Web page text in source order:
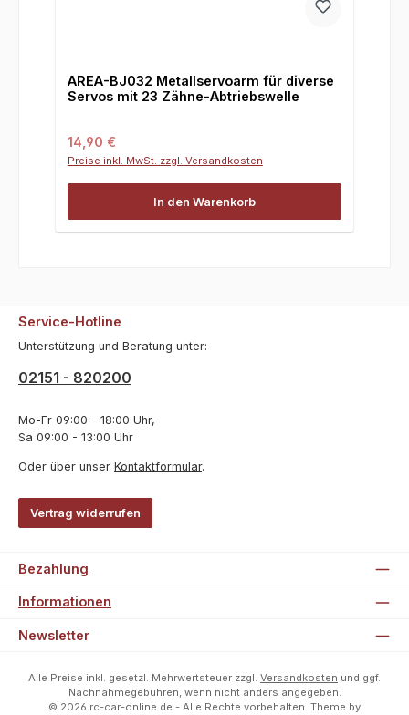
AREA-BJ032 Metallservoarm für diverse
Servos mit 23 Zähne-Abtriebswelle
Regulärer Preis:
14,90 €
Preise inkl. MwSt. zzgl. Versandkosten
In den Warenkorb
Service-Hotline
Unterstützung und Beratung unter:
02151 - 820200
Mo-Fr 09:00 - 18:00 Uhr,
Sa 09:00 - 13:00 Uhr
Oder über unser Kontaktformular.
Vertrag widerrufen
Bezahlung
Informationen
Newsletter
Alle Preise inkl. gesetzl. Mehrwertsteuer zzgl. Versandkosten und ggf.
Nachnahmegebühren, wenn nicht anders angegeben.
© 2026 rc-car-online.de - Alle Rechte vorbehalten. Theme by